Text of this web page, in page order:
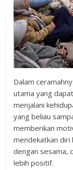
Dalam
utama yang
menjalani
yang beliau
memberikan
mendekatkan diri
dengan sesama,
lebih positif.